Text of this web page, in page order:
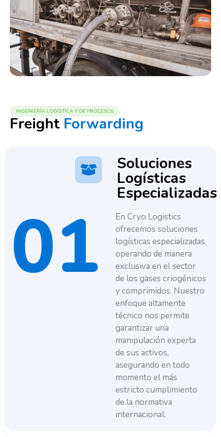
INGENIERÍA LOGÍSTICA Y DE PROCESOS
FreightForwarding
Soluciones
Logísticas
Especializadas
En Cryo Logistics
ofrecemos soluciones
logísticas especializadas,
operando de manera
exclusiva en el sector
de los gases criogénicos
y comprimidos. Nuestro
enfoque altamente
técnico nos permite
garantizar una
manipulación experta
de sus activos,
asegurando en todo
momento el más
estricto cumplimiento
de la normativa
internacional.
01